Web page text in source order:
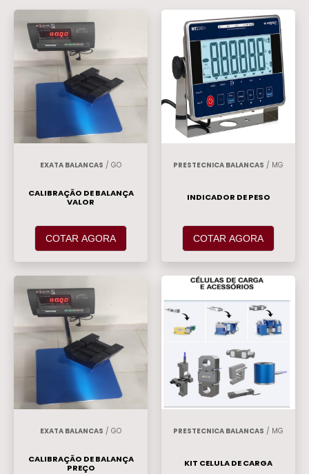
Veja mais:
Balança Bioimpedancia
Balanca de Mala
Balanças Para Pesar
Comida|Balanca Digital 150 kg|Balanca
Analógicas.
EXATA BALANCAS / GO
CALIBRAÇÃO DE BALANÇA
VALOR
COTAR AGORA
PRESTECNICA BALANCAS / MG
INDICADOR DE PESO
COTAR AGORA
EXATA BALANCAS / GO
CALIBRAÇÃO DE BALANÇA
PREÇO
PRESTECNICA BALANCAS / MG
KIT CELULA DE CARGA